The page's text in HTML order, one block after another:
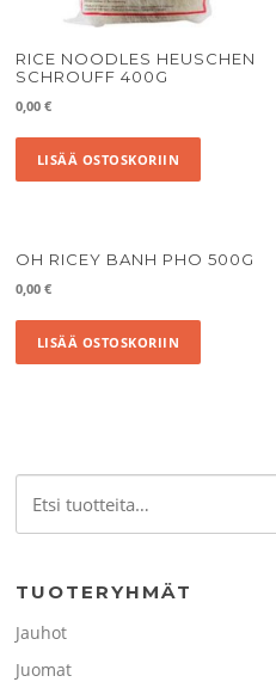
RICE NOODLES HEUSCHEN
SCHROUFF 400G
0,00€
LISÄÄ OSTOSKORIIN
OH RICEY BANH PHO 500G
0,00€
LISÄÄ OSTOSKORIIN
TUOTERYHMÄT
Jauhot
Juomat